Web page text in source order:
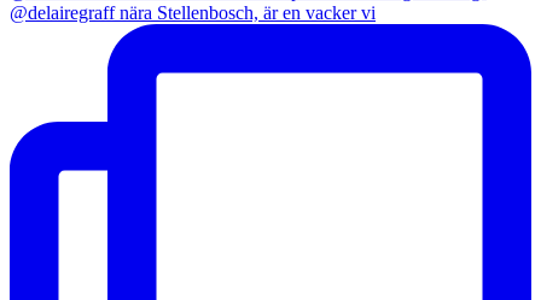
@delairegraff nära Stellenbosch, är en vacker vi